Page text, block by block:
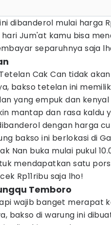
dibanderol mulai harga
Jum'at kamu bisa
separuhnya saja
Cak Can tidak
bakso tetelan ini
yang empuk dan
mantap dan rasa kaldu
dengan harga
bakso ini berlokasi di
Nan buka mulai pukul
mendapatkan satu
Rp11ribu saja lho!
Temboro
wajib banget merapat
bakso di warung ini